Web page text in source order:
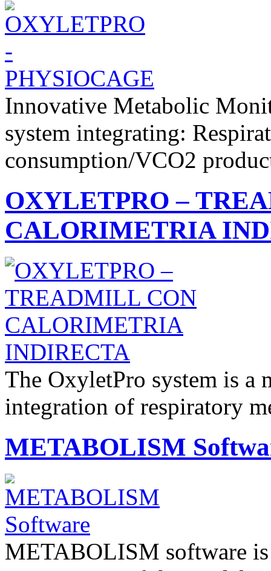
Innovative Metabolic
system integrating:
consumption/VCO2
OXYLETPRO –
CALORIMETRIA
The OxyletPro system is a
integration of respiratory
METABOLISM
METABOLISM software